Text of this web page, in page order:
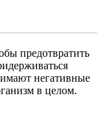
предотвратить
негативные
в целом.